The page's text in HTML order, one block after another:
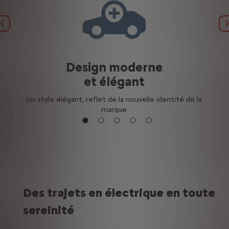
Précédent
Design moderne
et élégant
Un style élégant, reflet de la nouvelle identité de la
marque
Des trajets en électrique en toute
sereinité